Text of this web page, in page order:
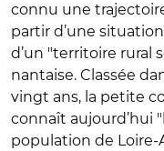
connu une
partir d’une
d’un "territoire rural
nantaise. Classée
vingt ans, la petite
connaît aujourd’hui
population de